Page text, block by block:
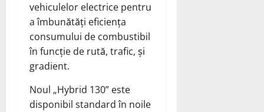
vehiculelor electrice pentru
a îmbunătăți eficiența
consumului de combustibil
în funcție de rută, trafic, și
gradient.
Noul „Hybrid 130” este
disponibil standard în noile